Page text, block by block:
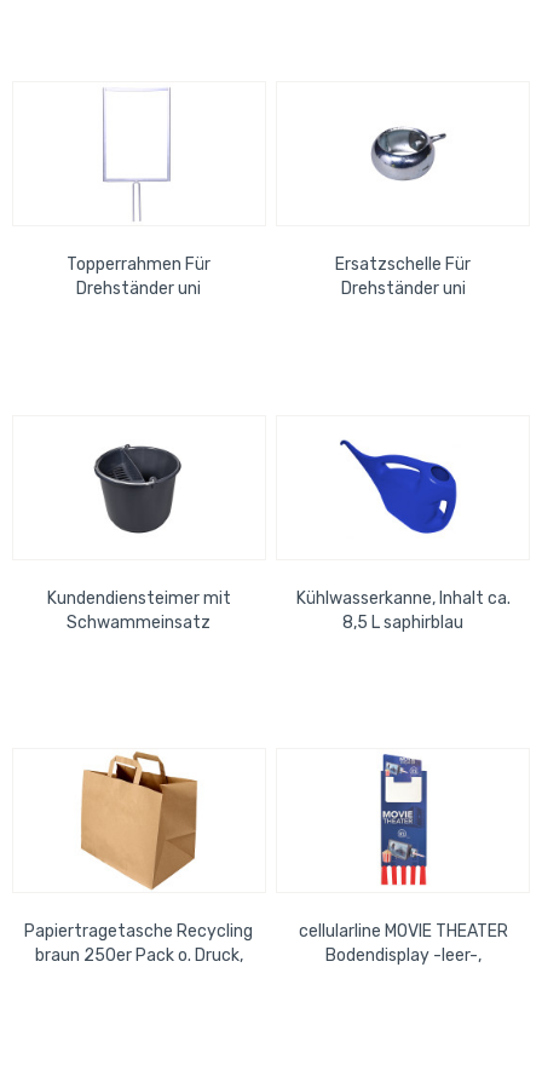
Topperrahmen Für
Drehständer uni
Ersatzschelle Für
Drehständer uni
Kundendiensteimer mit
Schwammeinsatz
Kühlwasserkanne, Inhalt ca.
8,5 L saphirblau
Papiertragetasche Recycling
braun 250er Pack o. Druck,
cellularline MOVIE THEATER
Bodendisplay -leer-,